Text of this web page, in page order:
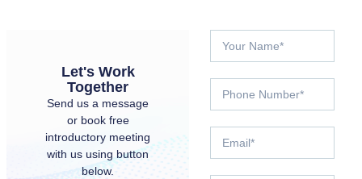
Let's Work
Together
Send us a message
or book free
introductory meeting
with us using button
below.